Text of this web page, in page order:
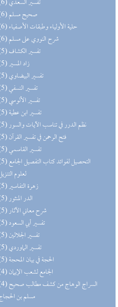
(6) صحيح مسلم
(6) حلية الأولياء وطبقات الأصفياء
(6) شرح النووي على مسلم
(5) تفسير الكشاف
(5) زاد المسير
(5) تفسير البيضاوي
(5) تفسير النسفي
(5) تفسير الألوسي
(5) تفسير ابن عطية
(5) نظم الدرر في تناسب الآيات والسور
(5) فتح الرحمن في تفسير القرآن
(5) تفسير القاسمي
(5) التحصيل لفوائد
لعلوم
(5) زهرة التفاسير
(5) الدر المنثور
(5) شرح معاني الآثار
(5) تفسير أبي السعود
(5) تفسير الجلالين
(5) تفسير الماوردي
(5) الحجة في بيان المحجة
(4) الجامع لشعب الإيمان
(4) السراج الوهاج
مسلم بن